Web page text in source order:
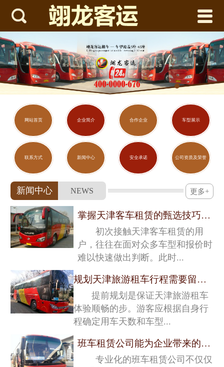
合作企业
车型展示
联系方式
新闻中心
安全承诺
公司资质及荣誉
 
网站首页 企业简介 合作企业 车型展示
联系方式 新闻中心 安全承诺 公司资质及荣誉
新闻中心 NEWS 更多+
掌握天津客车租赁的甄选技巧与用车须知
初次接触天津客车租赁的用
户，往往在面对众多车型和报价时
难以快速做出判断。此时...
规划天津旅游租车行程需要留意的关键细节
提前规划是保证天津旅游租车
体验顺畅的步。游客应根据自身行
程确定用车天数和车型...
班车租赁公司能为企业带来的深层价值
专业化的班车租赁公司不仅仅